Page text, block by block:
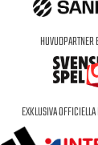
HUVUDPARTNER
EXKLUSIVA